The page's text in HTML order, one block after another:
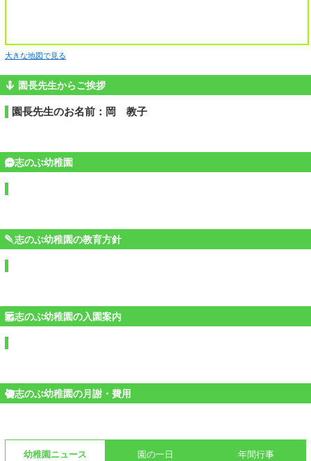
大きな地図で見る
園長先生からご挨拶
園長先生のお名前：岡 教子
志のぶ幼稚園
志のぶ幼稚園の教育方針
志のぶ幼稚園の入園案内
志のぶ幼稚園の月謝・費用
幼稚園ニュース 園の一日 年間行事